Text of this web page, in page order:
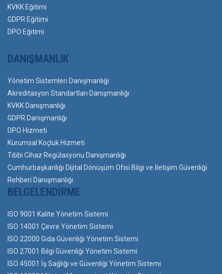
KVKK Eğitimi
GDPR Eğitimi
DPO Eğitimi
DANIŞMANLIK
Yönetim Sistemleri Danışmanlığı
Akreditasyon Standartları Danışmanlığı
KVKK Danışmanlığı
GDPR Danışmanlığı
DPO Hizmeti
Kurumsal Koçluk Hizmeti
Tıbbi Cihaz Regülasyonu Danışmanlığı
Cumhurbaşkanlığı Dijital Dönüşüm Ofisi Bilgi ve İletişim Güvenliği
Rehberi Danışmanlığı
BELGELENDIRME
ISO 9001 Kalite Yönetim Sistemi
ISO 14001 Çevre Yönetim Sistemi
ISO 22000 Gıda Güvenliği Yönetim Sistemi
ISO 27001 Bilgi Güvenliği Yönetim Sistemi
ISO 45001 İş Sağlığı ve Güvenliği Yönetim Sistemi